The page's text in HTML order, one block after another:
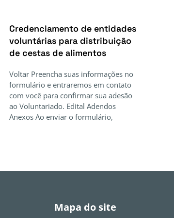
Credenciamento de entidades
voluntárias para distribuição
de cestas de alimentos
Voltar Preencha suas informações no
formulário e entraremos em contato
com você para confirmar sua adesão
ao Voluntariado. Edital Adendos
Anexos Ao enviar o formulário,
Mapa do site